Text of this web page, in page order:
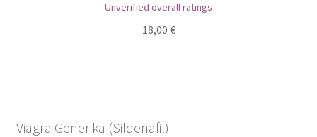
mit 4.71
von 5
Unverified overall ratings
18,00 €
Viagra Generika (Sildenafil)